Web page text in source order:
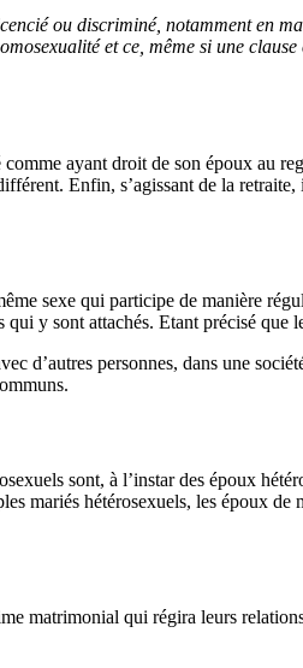
ou discriminé, notamment en
et ce, même si une
ayant droit de son époux au
Enfin, s’agissant de la
sexe qui participe de manière
y sont attachés. Etant précisé
d’autres personnes, dans une
sont, à l’instar des époux
mariés hétérosexuels, les époux
matrimonial qui régira leurs